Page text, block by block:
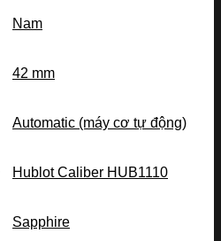
Nam
42 mm
Automatic (máy cơ tự động)
Hublot Caliber HUB1110
Sapphire